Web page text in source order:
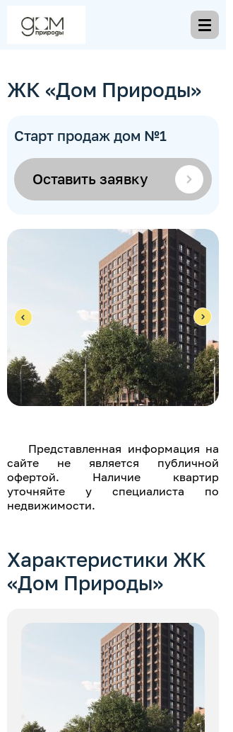
ЖК «Дом Природы»
Старт продаж дом №1
Оставить заявку
Представленная информация на
сайте не является публичной
офертой. Наличие квартир
уточняйте у специалиста по
недвижимости.
Характеристики ЖК
«Дом Природы»